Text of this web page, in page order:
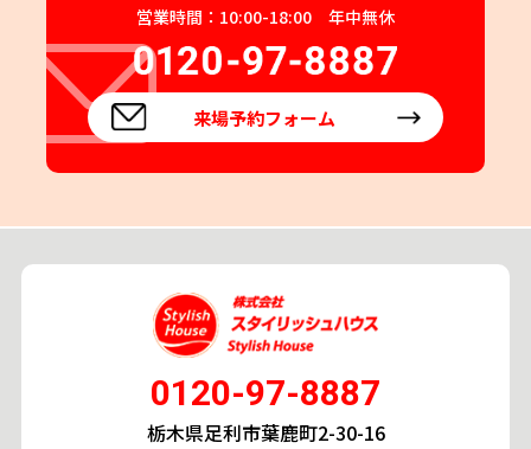
営業時間：10:00-18:00 年中無休
来場予約フォーム
0120-97-8887
栃木県足利市葉鹿町2-30-16